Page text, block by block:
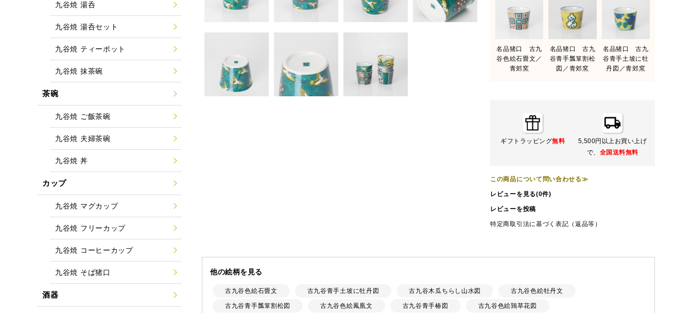
名品猪口 古九
谷色絵石畳文／
青郊窯
名品猪口 古九
谷青手瓢箪割松
図／青郊窯
名品猪口 古九
谷青手土坡に牡
丹図／青郊窯
ギフトラッピング無料
5,500円以上お買い上げ
で、 全国送料無料
この商品について問い合わせる≫
レビューを見る(0件)
レビューを投稿
特定商取引法に基づく表記（返品等）
他の絵柄を見る
古九谷色絵石畳文 古九谷青手土坡に牡丹図 古九谷木瓜ちらし山水図 古九谷色絵牡丹文
古九谷青手瓢箪割松図 古九谷色絵鳳凰文 古九谷青手椿図 古九谷色絵鶉草花図
九谷焼 湯呑
九谷焼 湯呑セット
九谷焼 ティーポット
九谷焼 抹茶碗
茶碗
九谷焼 ご飯茶碗
九谷焼 夫婦茶碗
九谷焼 丼
カップ
九谷焼 マグカップ
九谷焼 フリーカップ
九谷焼 コーヒーカップ
九谷焼 そば猪口
酒器